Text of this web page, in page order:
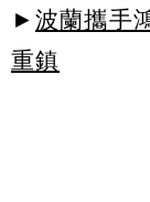
► 波蘭攜手
重鎮